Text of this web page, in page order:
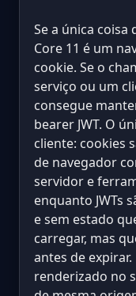
Se a única coisa
Core 11 é um
cookie. Se o
serviço ou um
consegue
bearer JWT. O
cliente: cookies
de navegador
servidor e
enquanto JWTs
e sem estado
carregar, mas
antes de expirar.
renderizado no